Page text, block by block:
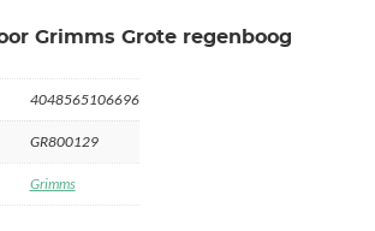
Grimms Grote regenboog
4048565106696
GR800129
Grimms